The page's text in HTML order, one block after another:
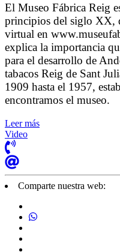
El Museo Fábrica Reig
principios del siglo XX,
virtual en
explica la importancia
para el desarrollo de
tabacos Reig de Sant
1909 hasta el 1957,
encontramos el museo.
Leer más
Video
Comparte nuestra web: